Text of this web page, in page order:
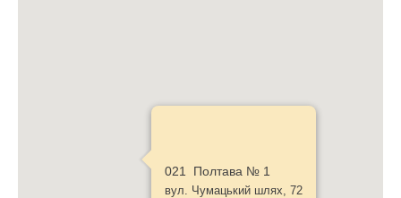
021 Полтава № 1
вул. Чумацький шлях, 72